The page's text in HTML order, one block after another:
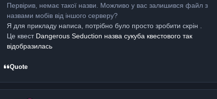
Первірив, немає такої назви. Можливо у вас залишився файл з
назвами мобів від іншого серверу?
Я для прикладу написа, потрібно було просто зробити скрін .
Це квест Dangerous Seduction назва сукуба квестового так
відобразилась
Quote